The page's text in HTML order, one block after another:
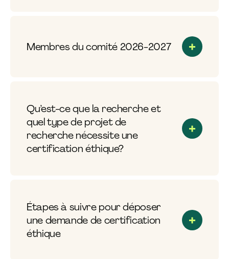
Membres du comité 2026-2027
Qu’est-ce que la recherche et
quel type de projet de
recherche nécessite une
certification éthique?
Étapes à suivre pour déposer
une demande de certification
éthique